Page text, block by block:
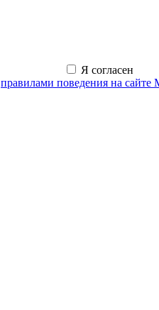
Я согласен
правилами поведения на сайте